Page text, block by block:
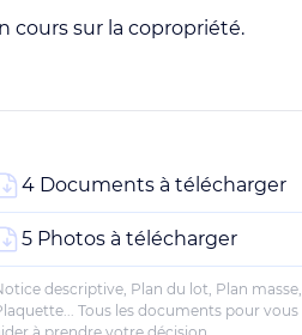
cours sur la copropriété.
4 Documents à télécharger
5 Photos à télécharger
descriptive, Plan du lot, Plan masse,
Tous les documents pour vous